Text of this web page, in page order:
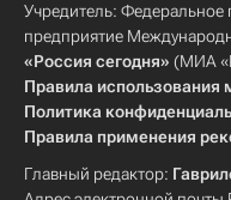
Учредитель: Федеральное
предприятие
«Россия сегодня» (МИА
Правила использования
Политика
Правила применения
Главный редактор: